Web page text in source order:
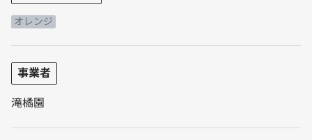
オレンジ
事業者
滝橘園